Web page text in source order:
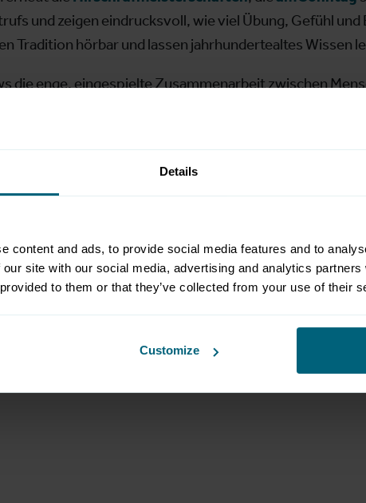
Details
content and ads, to provide social media features and to
site with our social media, advertising and analytics
to them or that they’ve collected from your use of their
Customize
und zeigen eindrucksvoll, wie viel Übung, Gefühl
Tradition hörbar und lassen jahrhundertealtes Wissen
die enge, eingespielte Zusammenarbeit zwischen
Gehorsam und Einsatzgebiete der Jagdhunde –
Treffpunkt und Erlebnis zugleich. Sie
Fischerei in all ihren Facetten erlebbar. Ob
bietet Orientierung, Inspiration und echte Erlebnisse